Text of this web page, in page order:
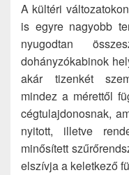
A kültéri
is egyre nagyobb
nyugodtan
dohányzókabinok
akár tizenkét
mindez a mérettől
cégtulajdonosnak,
nyitott, illetve
minősített
elszívja a keletkező